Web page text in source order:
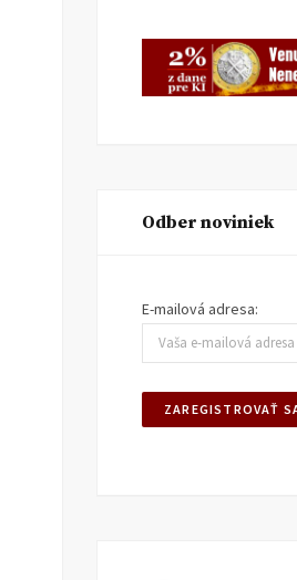
Odber noviniek
E-mailová adresa: